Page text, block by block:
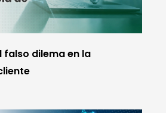
falso dilema en la